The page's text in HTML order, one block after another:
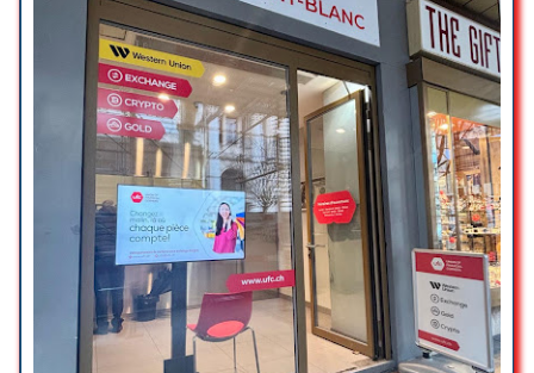
Brilliant rates here. Great for those
with spare euros after travelling in
the EU. Within the span of 2 days
exchanging at 2 different locations,
I received 5% more CHF here!
Service was also friendly, efficient
and fast!
Jinjia Lin
☆ 5/5